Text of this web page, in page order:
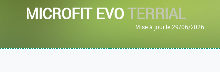
MICROFIT EVOTERRIAL
Mise à jour le 29/06/2026